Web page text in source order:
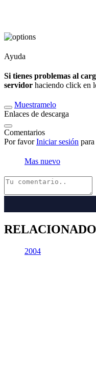
Ayuda
Si tienes problemas al
servidor haciendo click en
Muestramelo
Enlaces de descarga
Comentarios
Por favorIniciar sesión
Mas nuevo
2004